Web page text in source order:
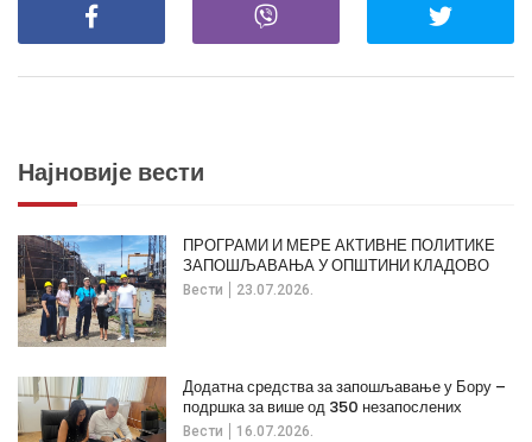
Најновије вести
Вести 23.07.2026.
ПРОГРАМИ И МЕРЕ АКТИВНЕ ПОЛИТИКЕ
ЗАПОШЉАВАЊА У ОПШТИНИ КЛАДОВО
Вести 16.07.2026.
Додатна средства за запошљавање у Бору –
подршка за више од 350 незапослених